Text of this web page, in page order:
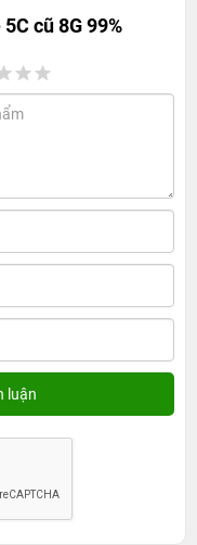
cắm tai nghe được bố
nút gạt tắt chuông
ở vị trí thông thường,
và một chiếc đèn flash
quen thuộc, ngoài ra thì
trường.
cũ 8G 99%